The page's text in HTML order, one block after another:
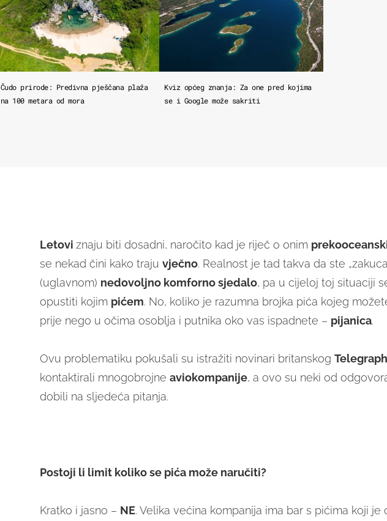
Čudo prirode: Predivna pješčana plaža
na 100 metara od mora
Kviz općeg znanja: Za one pred kojima
se i Google može sakriti
Letovi znaju biti dosadni, naročito kad je riječ o onim
se nekad čini kako traju vječno. Realnost je tad takva da ste
(uglavnom) nedovoljno komforno sjedalo, pa u cijeloj toj situaciji
opustiti kojim pićem. No, koliko je razumna brojka pića kojeg
prije nego u očima osoblja i putnika oko vas ispadnete – pijanica.
Ovu problematiku pokušali su istražiti novinari britanskog
kontaktirali mnogobrojne aviokompanije, a ovo su neki od
dobili na sljedeća pitanja.
Postoji li limit koliko se pića može naručiti?
Kratko i jasno – NE. Velika većina kompanija ima bar s pićima koji je